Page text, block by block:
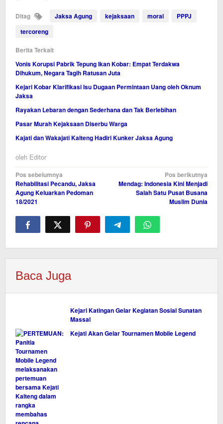
Ditag Jaksa Agung kejaksaan moral
PPPJ
tercoreng
Berita Terkait
Vonis Korupsi Pabrik Tepung Ikan Kobar: Empat Terdakwa
Dihukum, Negara Tagih Ratusan Juta
Kejari Kobar Klarifikasi Isu Dugaan Permintaan Uang oleh Oknum
Jaksa
Rayakan Lebaran dengan Sederhana dan Tak Berlebihan
Pasar Murah Kejaksaan Diserbu Warga
Kajati dan Wakajati Kalteng Hadiri Kunker Jaksa Agung
oleh Editor
Navigasi
pos
Pos sebelumnya
Rehabilitasi Pecandu, Jaksa
Agung Keluarkan Pedoman
18/2021
Pos berikutnya
Mendag: Indonesia Kini Menjadi
Salah Satu Pusat Busana
Muslim Dunia
Baca Juga
Kejari Katingan Gelar Kegiatan Sosial Sunatan
Massal
Kejati Akan Gelar Tournamen Mobile Legend